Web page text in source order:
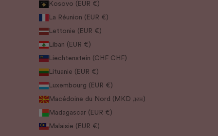
Kosovo (EUR €)
La Réunion (EUR €)
Lettonie (EUR €)
Liban (EUR €)
Liechtenstein (CHF CHF)
Lituanie (EUR €)
Luxembourg (EUR €)
Macédoine du Nord (MKD ден)
Madagascar (EUR €)
Malaisie (EUR €)